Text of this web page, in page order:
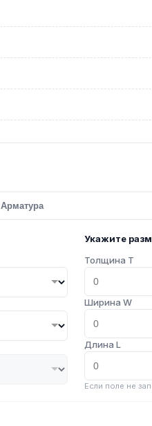
Арматура
Укажите
Толщина T
Ширина W
Длина L
Если поле не